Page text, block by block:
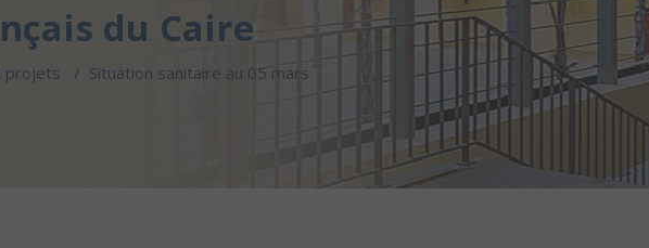
du Caire
projets / Situation sanitaire au 05 mars